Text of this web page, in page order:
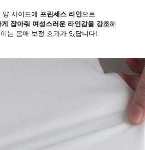
양 사이드에 프린세스 라인으로
게 잡아줘 여성스러운 라인감을 강조해
는 몸매 보정 효과가 있답니다!